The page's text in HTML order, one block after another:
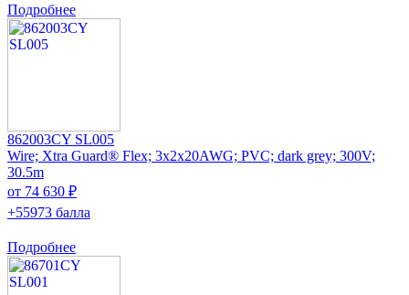
Подробнее
862003CY SL005
Wire; Xtra Guard® Flex; 3x2x20AWG; PVC; dark grey; 300V;
30.5m
от 74 630 ₽
+55973 балла
Подробнее